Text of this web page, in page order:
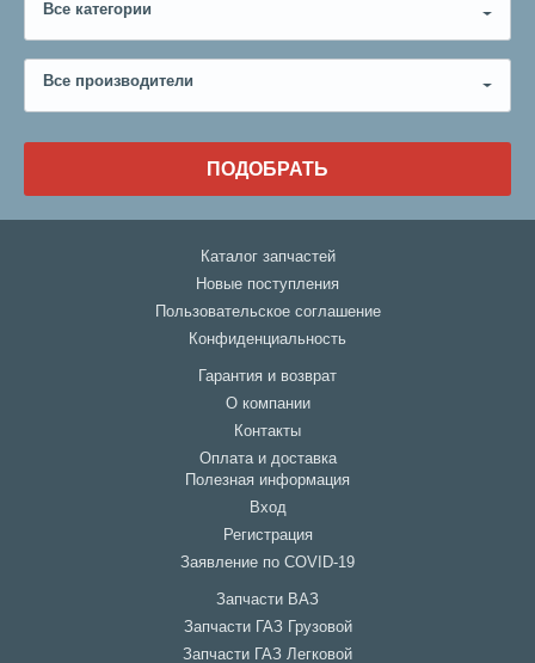
Все категории
Все производители
ПОДОБРАТЬ
Каталог запчастей
Новые поступления
Пользовательское соглашение
Конфиденциальность
Гарантия и возврат
О компании
Контакты
Оплата и доставка
Полезная информация
Вход
Регистрация
Заявление по COVID-19
Запчасти ВАЗ
Запчасти ГАЗ Грузовой
Запчасти ГАЗ Легковой